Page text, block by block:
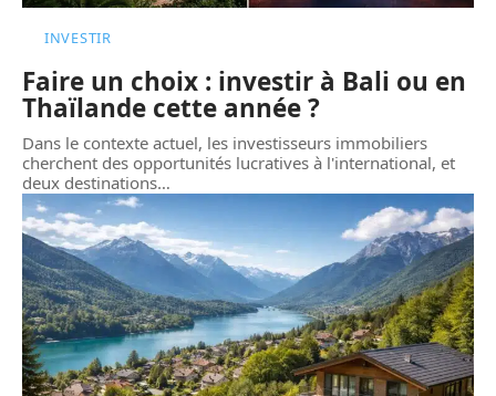
INVESTIR
Faire un choix : investir à Bali ou en
Thaïlande cette année ?
Dans le contexte actuel, les investisseurs immobiliers
cherchent des opportunités lucratives à l'international, et
deux destinations…